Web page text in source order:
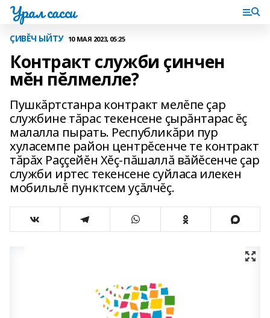
Урал сасси
ÇИВĔЧ ЫЙТУ 10 МАЯ 2023, 05:25
Контракт служби çинчен
мĕн пĕлмелле?
Пушкăртстанра контракт мелĕпе çар
службине тăрас текенсене çырăнтарас ĕç
малалла пырать. Республикăри пур
хуласемпе район центрĕсенче те контракт
тăрăх Раççейĕн Хĕç-пăшаллă вăйĕсенче çар
служби иртес текенсене суйласа илекен
мобильлĕ пунктсем уçăлчĕç.